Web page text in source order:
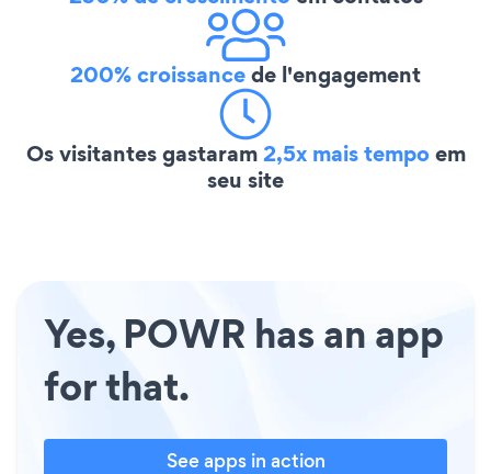
200% croissancede l'engagement
Os visitantes gastaram2,5x mais tempoem
seu site
Yes, POWR has an app
for that.
See apps in action